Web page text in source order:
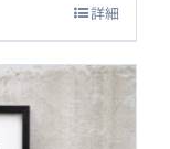
詳細